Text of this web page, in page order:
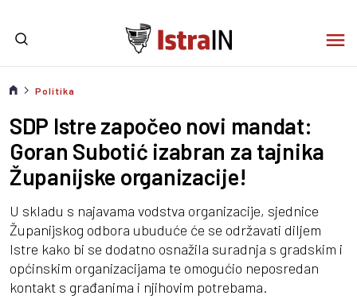
Politika
SDP Istre započeo novi mandat:
Goran Subotić izabran za tajnika
Županijske organizacije!
U skladu s najavama vodstva organizacije, sjednice
Županijskog odbora ubuduće će se održavati diljem
Istre kako bi se dodatno osnažila suradnja s gradskim i
općinskim organizacijama te omogućio neposredan
kontakt s građanima i njihovim potrebama.